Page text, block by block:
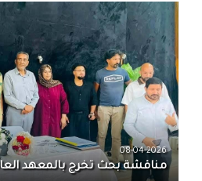
08-04-2026
مناقشة بحث تخرج بالمعهد